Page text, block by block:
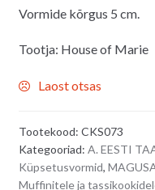
Vormide kõrgus 5 cm.
Tootja: House of Marie
Laost otsas
Tootekood: CKS073
Kategooriad: A. EESTI
Küpsetusvormid,
Muffinitele ja